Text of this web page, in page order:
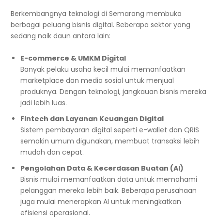
Berkembangnya teknologi di Semarang membuka
berbagai peluang bisnis digital. Beberapa sektor yang
sedang naik daun antara lain:
E-commerce & UMKM Digital
Banyak pelaku usaha kecil mulai memanfaatkan
marketplace dan media sosial untuk menjual
produknya. Dengan teknologi, jangkauan bisnis mereka
jadi lebih luas.
Fintech dan Layanan Keuangan Digital
Sistem pembayaran digital seperti e-wallet dan QRIS
semakin umum digunakan, membuat transaksi lebih
mudah dan cepat.
Pengolahan Data & Kecerdasan Buatan (AI)
Bisnis mulai memanfaatkan data untuk memahami
pelanggan mereka lebih baik. Beberapa perusahaan
juga mulai menerapkan AI untuk meningkatkan
efisiensi operasional.